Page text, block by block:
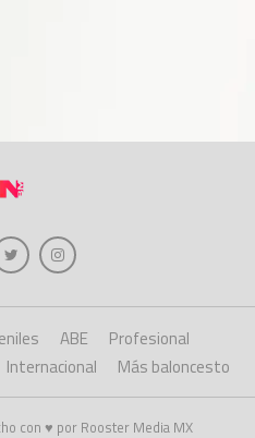
ABE
Profesional
Internacional Más baloncesto
con ♥ por Rooster Media MX